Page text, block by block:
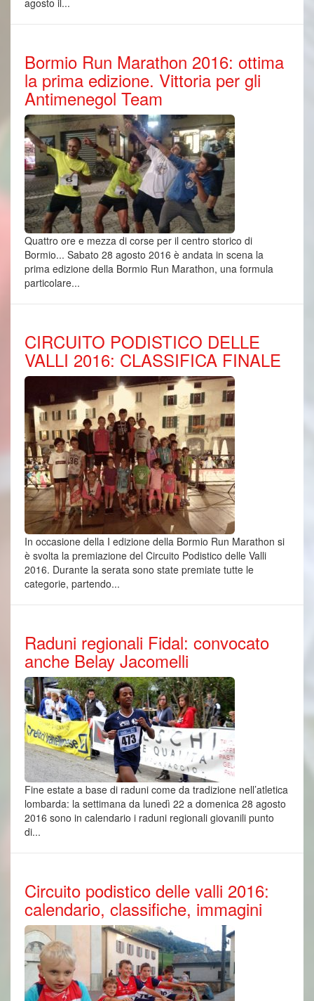
Bormio Run Marathon 2016: ottima
la prima edizione. Vittoria per gli
Antimenegol Team
Quattro ore e mezza di corse per il centro storico di
Bormio... Sabato 28 agosto 2016 è andata in scena la
prima edizione della Bormio Run Marathon, una formula
particolare...
CIRCUITO PODISTICO DELLE
VALLI 2016: CLASSIFICA FINALE
In occasione della I edizione della Bormio Run Marathon si
è svolta la premiazione del Circuito Podistico delle Valli
2016. Durante la serata sono state premiate tutte le
categorie, partendo...
Raduni regionali Fidal: convocato
anche Belay Jacomelli
Fine estate a base di raduni come da tradizione nell’atletica
lombarda: la settimana da lunedì 22 a domenica 28 agosto
2016 sono in calendario i raduni regionali giovanili punto
di...
Circuito podistico delle valli 2016:
calendario, classifiche, immagini